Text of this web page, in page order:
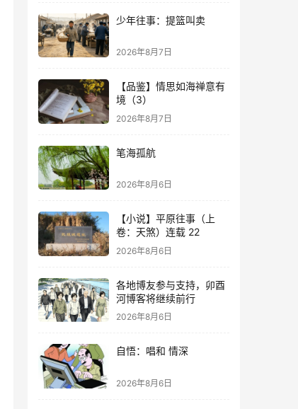
少年往事：提篮叫卖
2026年8月7日
【品鉴】情思如海禅意有
境（3）
2026年8月7日
笔海孤航
2026年8月6日
【小说】平原往事（上
卷：天煞）连载 22
2026年8月6日
各地博友参与支持，卯酉
河博客将继续前行
2026年8月6日
自悟：唱和 情深
2026年8月6日